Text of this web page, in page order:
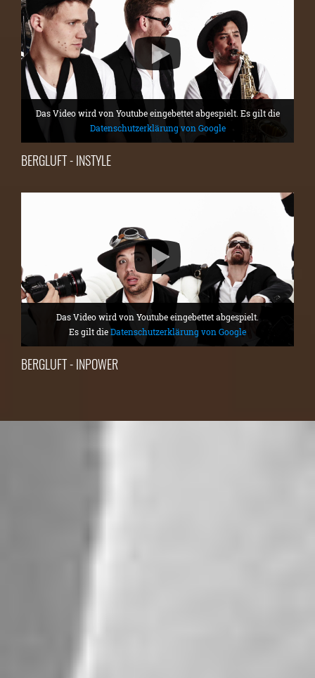
Das Video wird von Youtube eingebettet abgespielt. Es gilt die
Datenschutzerklärung von Google
BERGLUFT - INSTYLE
Das Video wird von Youtube eingebettet abgespielt.
Es gilt dieDatenschutzerklärung von Google
BERGLUFT - INPOWER